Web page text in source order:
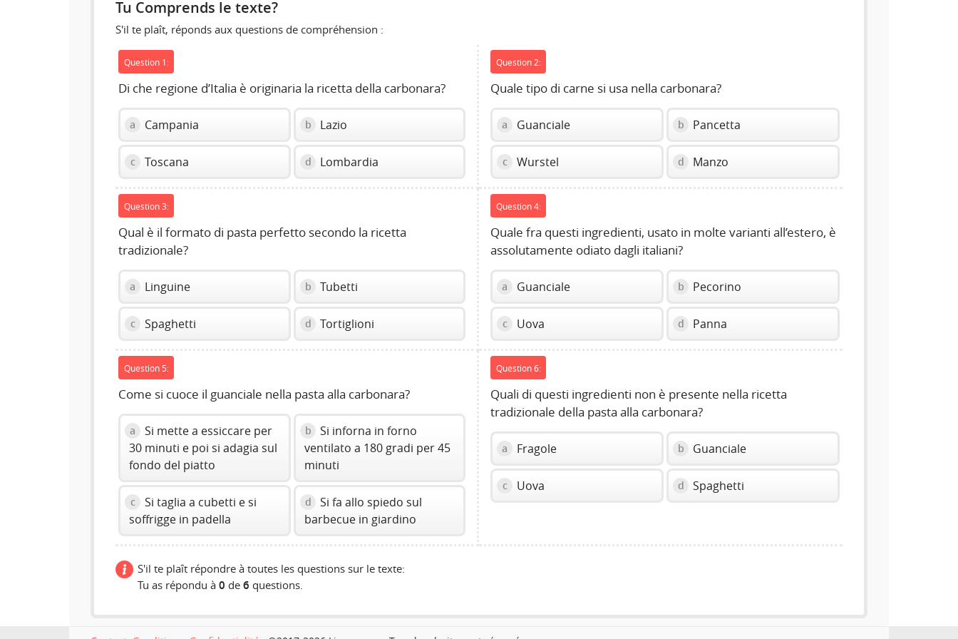
Tu Comprends le texte?
S'il te plaît, réponds aux questions de compréhension :
Question 1:
Di che regione d’Italia è originaria la ricetta della carbonara?
a Campania b Lazio
c Toscana d Lombardia
Question 2:
Quale tipo di carne si usa nella carbonara?
a Guanciale b Pancetta
c Wurstel d Manzo
Question 3:
Qual è il formato di pasta perfetto secondo la ricetta
tradizionale?
a Linguine b Tubetti
c Spaghetti d Tortiglioni
Question 4:
Quale fra questi ingredienti, usato in molte varianti all’estero, è
assolutamente odiato dagli italiani?
a Guanciale b Pecorino
c Uova d Panna
Question 5:
Come si cuoce il guanciale nella pasta alla carbonara?
a
Si mette a essiccare per
30 minuti e poi si adagia sul
fondo del piatto
b
Si inforna in forno
ventilato a 180 gradi per 45
minuti
c
Si taglia a cubetti e si
soffrigge in padella
d
Si fa allo spiedo sul
barbecue in giardino
Question 6:
Quali di questi ingredienti non è presente nella ricetta
tradizionale della pasta alla carbonara?
a Fragole b Guanciale
c Uova d Spaghetti
S'il te plaît répondre à toutes les questions sur le texte:
Tu as répondu à 0 de 6 questions.